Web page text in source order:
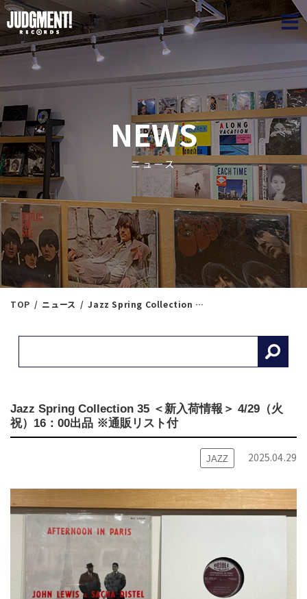
NEWS
ニュース
TOP ニュース Jazz Spring Collection 35 ＜新入荷情報＞ 4/29（火祝）16：00出品 ※通販リスト付
Jazz Spring Collection 35 ＜新入荷情報＞ 4/29（火
祝）16：00出品 ※通販リスト付
JAZZ 2025.04.29